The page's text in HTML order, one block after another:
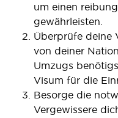
um einen
gewährleisten.
Überprüfe deine
von deiner
Umzugs
Visum für die
Besorge die
Vergewissere